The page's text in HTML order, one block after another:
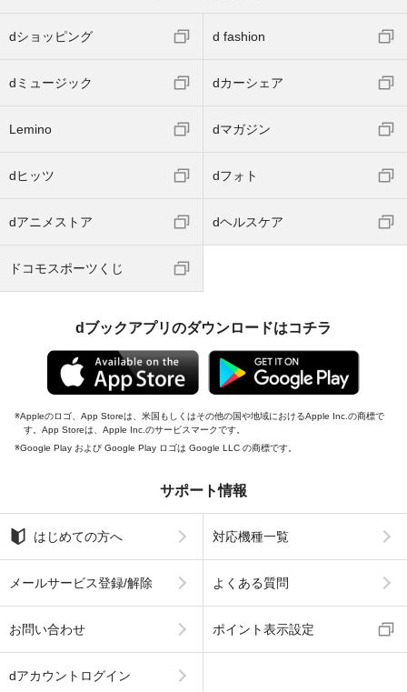
dショッピング d fashion
dミュージック dカーシェア
Lemino dマガジン
dヒッツ dフォト
dアニメストア dヘルスケア
ドコモスポーツくじ
dブックアプリのダウンロードはコチラ
Appleのロゴ、App Storeは、米国もしくはその他の国や地域におけるApple Inc.の商標で
す。App Storeは、Apple Inc.のサービスマークです。
Google Play および Google Play ロゴは Google LLC の商標です。
サポート情報
はじめての方へ 対応機種一覧
メールサービス登録/解除 よくある質問
お問い合わせ ポイント表示設定
dアカウントログイン